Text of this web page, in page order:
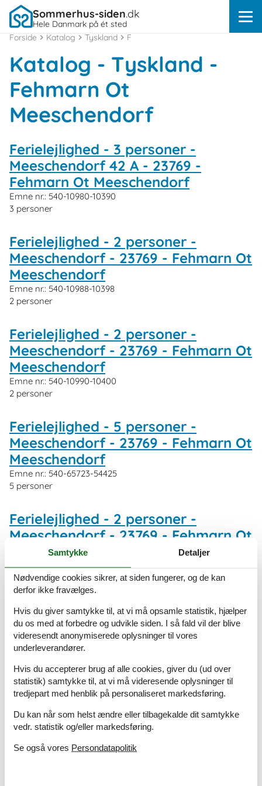
Sommerhus-siden.dk
Hele Danmark på ét sted
Forside
Katalog Tyskland F
Katalog - Tyskland -
Fehmarn Ot
Meeschendorf
Ferielejlighed - 3 personer -
Meeschendorf 42 A - 23769 -
Fehmarn Ot Meeschendorf
Emne nr.: 540-10980-10390
3 personer
Ferielejlighed - 2 personer -
Meeschendorf - 23769 - Fehmarn Ot
Meeschendorf
Emne nr.: 540-10988-10398
2 personer
Ferielejlighed - 2 personer -
Meeschendorf - 23769 - Fehmarn Ot
Meeschendorf
Emne nr.: 540-10990-10400
2 personer
Ferielejlighed - 5 personer -
Meeschendorf - 23769 - Fehmarn Ot
Meeschendorf
Emne nr.: 540-65723-54425
5 personer
Ferielejlighed - 2 personer -
Meeschendorf - 23769 - Fehmarn Ot
Meeschendorf
Emne nr.:540-10986-10396
2 personer
Ferielejlighed - 2 personer -
Meeschendorf - 23769 - Fehmarn Ot
Meeschendorf
2 personer
Ferielejlighed - 3 personer -
Meeschendorf 42 A - 23769 -
Fehmarn Ot Meeschendorf
Emne nr.:540-63616-52643
Samtykke Detaljer
Nødvendige cookies sikrer, at siden fungerer, og de kan
derfor ikke fravælges.
Hvis du giver samtykke til, at vi må opsamle statistik, hjælper
du os med at forbedre og udvikle siden. I så fald vil der blive
videresendt anonymiserede oplysninger til vores
underleverandører.
Hvis du accepterer brug af alle cookies, giver du (ud over
statistik) samtykke til, at vi må videresende oplysninger til
tredjepart med henblik på personaliseret markedsføring.
Du kan når som helst ændre eller tilbagekalde dit samtykke
vedr. statistik og/eller markedsføring.
Se også vores Persondatapolitik